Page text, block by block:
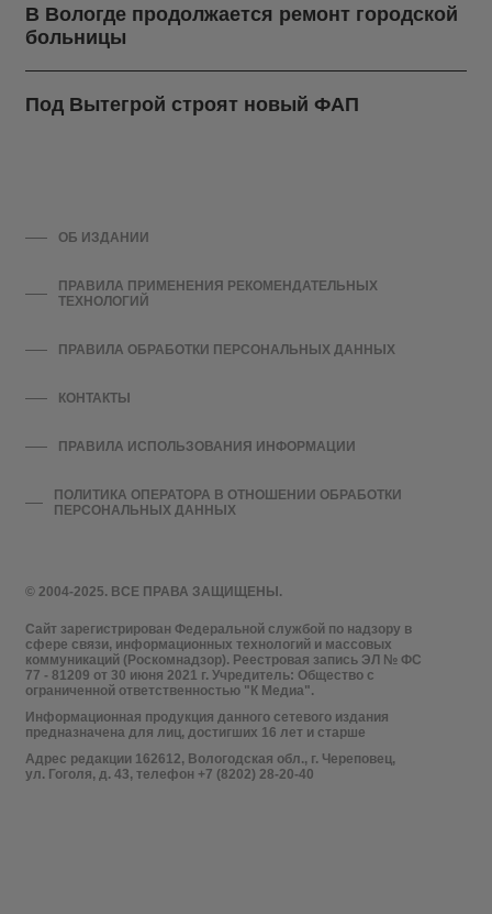
В Вологде продолжается ремонт городской
больницы
Под Вытегрой строят новый ФАП
© 2004-2025. ВСЕ ПРАВА ЗАЩИЩЕНЫ.
Сайт зарегистрирован Федеральной службой по надзору в
сфере связи, информационных технологий и массовых
коммуникаций (Роскомнадзор). Реестровая запись ЭЛ № ФС
77 - 81209 от 30 июня 2021 г. Учредитель: Общество с
ограниченной ответственностью "К Медиа".
Информационная продукция данного сетевого издания
предназначена для лиц, достигших 16 лет и старше
Адрес редакции 162612, Вологодская обл., г. Череповец,
ул. Гоголя, д. 43, телефон +7 (8202) 28-20-40
ОБ ИЗДАНИИ
ПРАВИЛА ПРИМЕНЕНИЯ РЕКОМЕНДАТЕЛЬНЫХ
ТЕХНОЛОГИЙ
ПРАВИЛА ОБРАБОТКИ ПЕРСОНАЛЬНЫХ ДАННЫХ
КОНТАКТЫ
ПРАВИЛА ИСПОЛЬЗОВАНИЯ ИНФОРМАЦИИ
ПОЛИТИКА ОПЕРАТОРА В ОТНОШЕНИИ ОБРАБОТКИ
ПЕРСОНАЛЬНЫХ ДАННЫХ